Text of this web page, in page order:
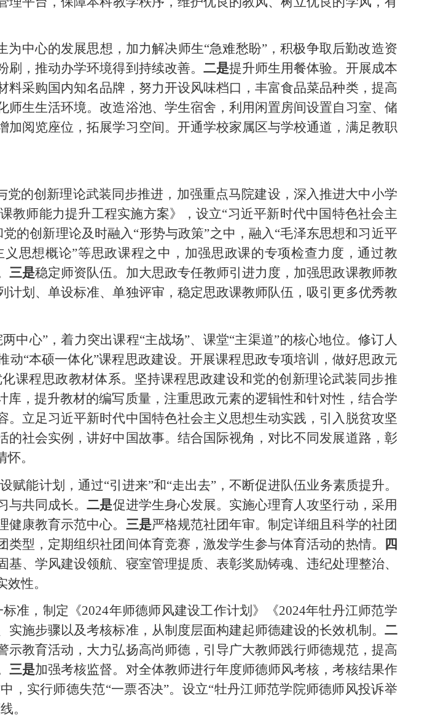
为中心的发展思想，加力解决师生“急难愁盼”，积极争取后勤改造资
刷，推动办学环境得到持续改善。 二是提升师生用餐体验。开展成本
料采购国内知名品牌，努力开设风味档口，丰富食品菜品种类，提高
师生生活环境。改造浴池、学生宿舍，利用闲置房间设置自习室、储
加阅览座位，拓展学习空间。 开通学校家属区与学校通道，满足教职
党的创新理论武装同步推进，加强重点马院建设，深入推进大中小学
教师能力提升工程实施方案》 ，设立“习近平新时代中国特色社会主
的创新理论及时融入“形势与政策”之中，融入“毛泽东思想和习近平
义思想概论”等思政课程之中，加强思政课的专项检查力度，通过教
三是稳定师资队伍。加大思政专任教师引进力度，加强思政课教师教
划、单设标准、单独评审，稳定思政课教师队伍，吸引更多优秀教
两中心”，着力突出课程“主战场”、课堂“主渠道”的核心地位。修订人
动“本硕一体化”课程思政建设。开展课程思政专项培训，做好思政元
化课程思政教材体系。坚持课程思政建设和党的创新理论武装同步推
库，提升教材的编写质量，注重思政元素的逻辑性和针对性，结合学
。立足习近平新时代中国特色社会主义思想生动实践，引入脱贫攻坚
社会实例，讲好中国故事。结合国际视角，对比不同发展道路，彰
。
赋能计划，通过“引进来”和“走出去”，不断促进队伍业务素质提升。
与共同成长。二是促进学生身心发展。实施心理育人攻坚行动，采用
康教育示范中心。 三是严格规范社团年审。制定详细且科学的社团
型，定期组织社团间体育竞赛，激发学生参与体育活动的热情。
四
基、学风建设领航、寝室管理提质、表彰奖励铸魂、违纪处理整治、
性。
准，制定《2024年师德师风建设工作计划》《2024年牡丹江师范学
施步骤以及考核标准，从制度层面构建起师德建设的长效机制。 二
示教育活动，大力弘扬高尚师德，引导广大教师践行师德规范，提高
三是加强考核监督。对全体教师进行年度师德师风考核，考核结果作
，实行师德失范“一票否决”。设立“牡丹江师范学院师德师风投诉举
。